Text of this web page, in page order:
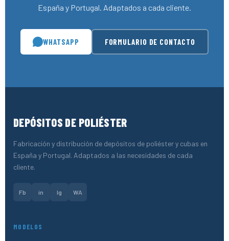
España y Portugal. Adaptados a cada cliente.
WHATSAPP FORMULARIO DE CONTACTO
DEPÓSITOS DE POLIÉSTER
Fabricación y distribución de depósitos de poliéster y cubas en
España y Portugal. Adaptados a las necesidades de cada
cliente.
Fb in Ig WA
MODELOS